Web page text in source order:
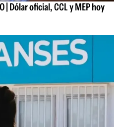
| Dólar oficial, CCL y MEP hoy